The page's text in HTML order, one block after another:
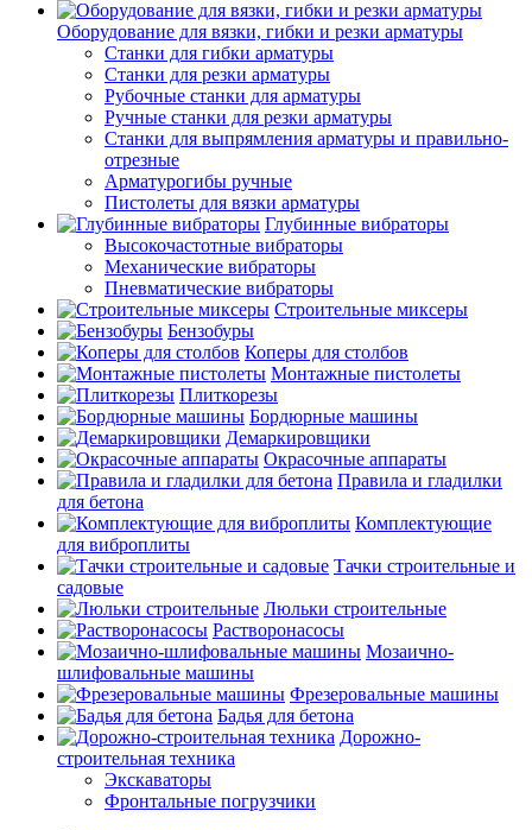
Оборудование для вязки, гибки и резки арматуры
Станки для гибки арматуры
Станки для резки арматуры
Рубочные станки для арматуры
Ручные станки для резки арматуры
Станки для выпрямления арматуры и правильно-
отрезные
Арматурогибы ручные
Пистолеты для вязки арматуры
Глубинные вибраторы
Высокочастотные вибраторы
Механические вибраторы
Пневматические вибраторы
Строительные миксеры
Бензобуры
Коперы для столбов
Монтажные пистолеты
Плиткорезы
Бордюрные машины
Демаркировщики
Окрасочные аппараты
Правила и гладилки
для бетона
Комплектующие
для виброплиты
Тачки строительные и
садовые
Люльки строительные
Растворонасосы
Мозаично-
шлифовальные машины
Фрезеровальные машины
Бадья для бетона
Дорожно-
строительная техника
Экскаваторы
Фронтальные погрузчики